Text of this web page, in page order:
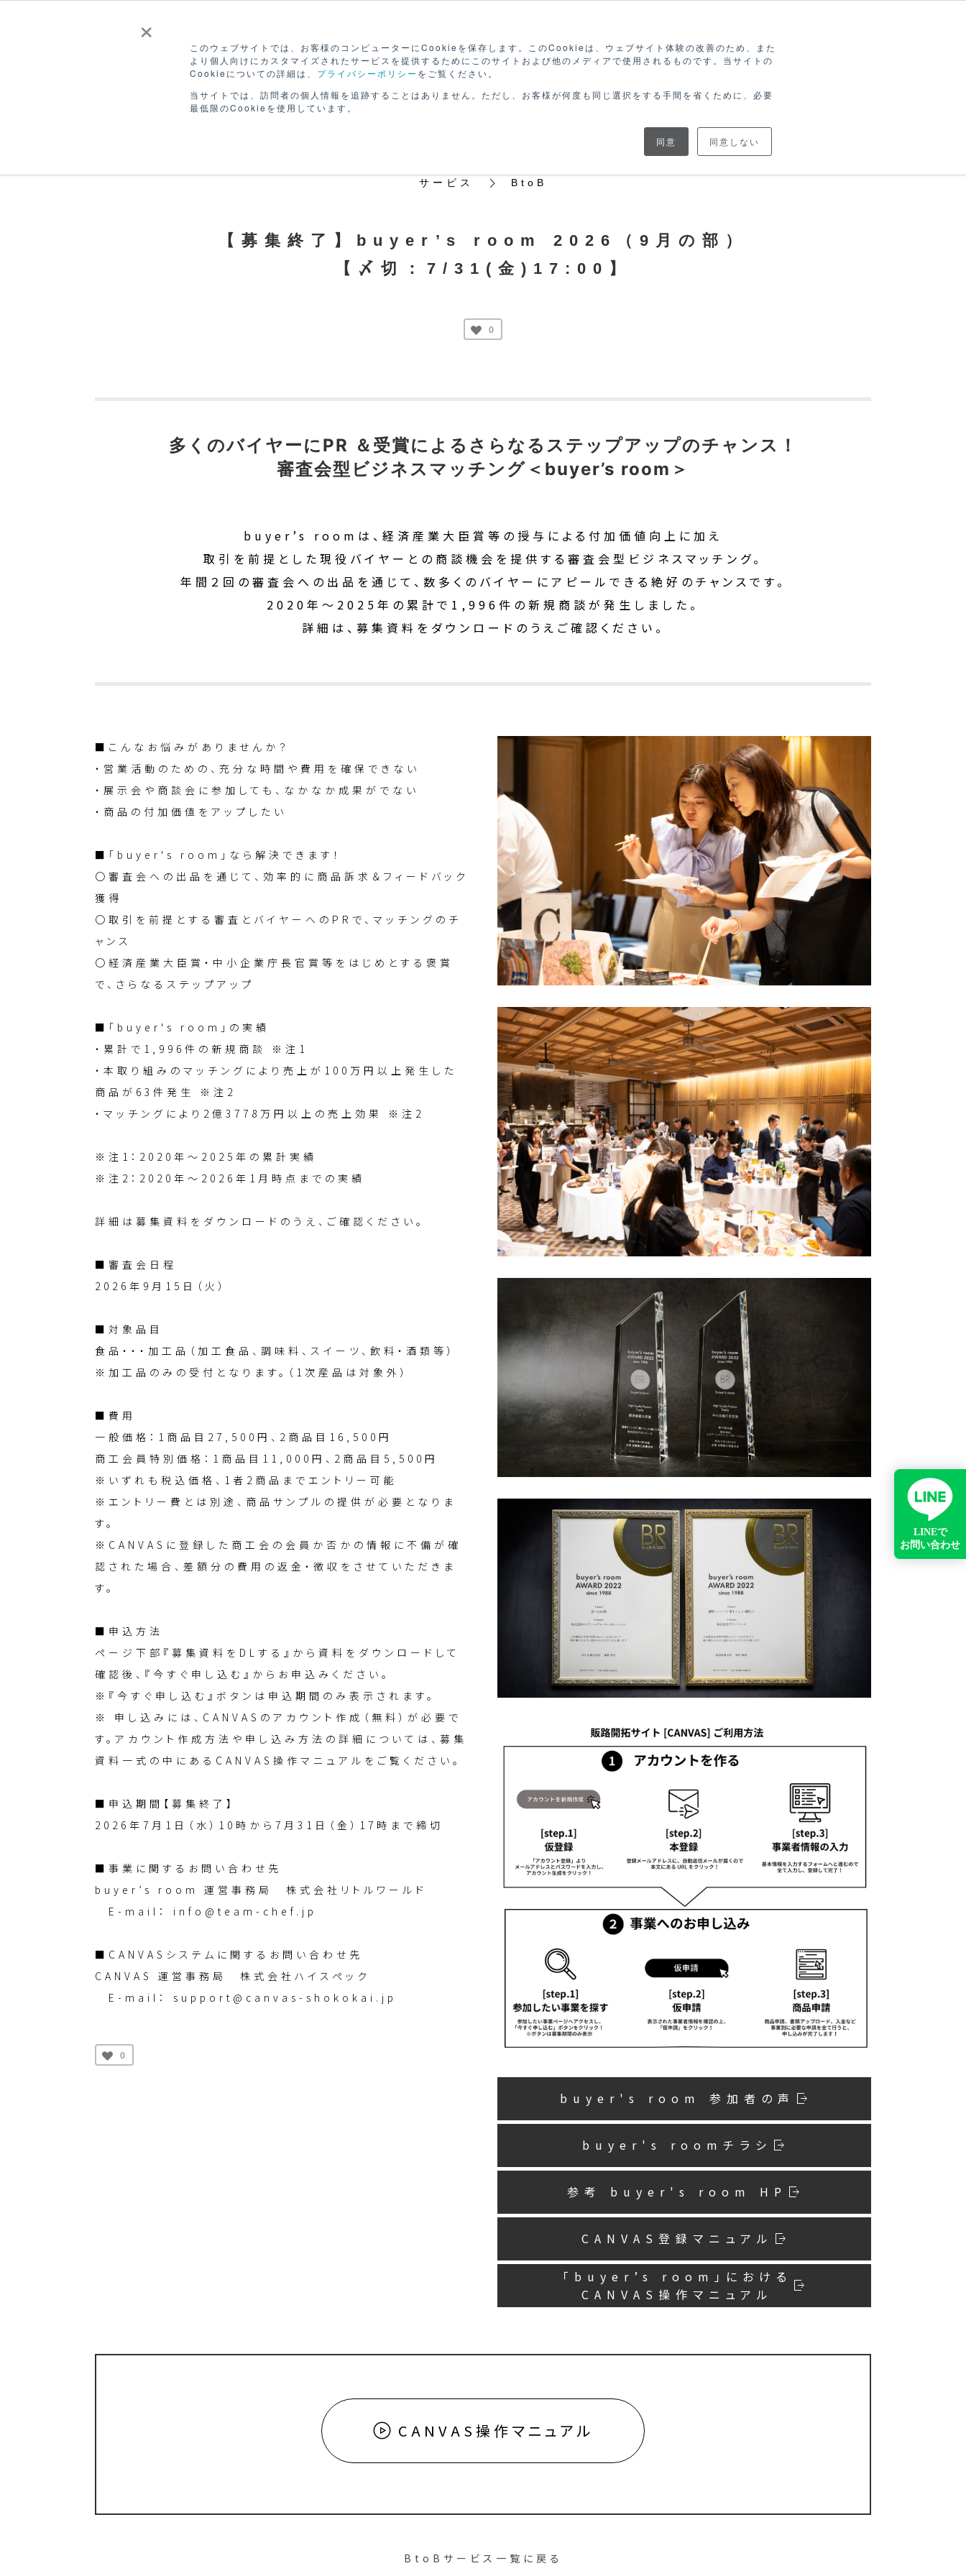
×
このウェブサイトでは、お客様のコンピューターにCookieを保存します。このCookieは、ウェブサイト体験の改善のため、また
より個人向けにカスタマイズされたサービスを提供するためにこのサイトおよび他のメディアで使用されるものです。当サイトの
Cookieについての詳細は、 プライバシーポリシー をご覧ください。
当サイトでは、訪問者の個人情報を追跡することはありません。ただし、お客様が何度も同じ選択をする手間を省くために、必要
最低限のCookieを使用しています。
同意 同意しない
CANVASを
つかう
販路を
ひろげる
セミナーで
学ぶ
学ぶ
パートナー
学ぶ
サービス BtoB
【募集終了】buyer’s room 2026（9月の部）
【〆切：7/31(金)17:00】
0
多くのバイヤーにPR ＆受賞によるさらなるステップアップのチャンス！
審査会型ビジネスマッチング＜buyer’s room＞
buyer’s roomは、経済産業大臣賞等の授与による付加価値向上に加え
取引を前提とした現役バイヤーとの商談機会を提供する審査会型ビジネスマッチング。
年間２回の審査会への出品を通じて、数多くのバイヤーにアピールできる絶好のチャンスです。
2020年～2025年の累計で1,996件の新規商談が発生しました。
詳細は、募集資料をダウンロードのうえご確認ください。
■こんなお悩みがありませんか？
・営業活動のための、充分な時間や費用を確保できない
・展示会や商談会に参加しても、なかなか成果がでない
・商品の付加価値をアップしたい
■「buyer's room」なら解決できます！
〇審査会への出品を通じて、効率的に商品訴求＆フィードバック
獲得
〇取引を前提とする審査とバイヤーへのPRで、マッチングのチ
ャンス
〇経済産業大臣賞・中小企業庁長官賞等をはじめとする褒賞
で、さらなるステップアップ
■「buyer's room」の実績
・累計で1,996件の新規商談 ※注1
・本取り組みのマッチングにより売上が100万円以上発生した
商品が63件発生 ※注2
・マッチングにより2億3778万円以上の売上効果 ※注2
※注1：2020年～2025年の累計実績
※注2：2020年～2026年1月時点までの実績
詳細は募集資料をダウンロードのうえ、ご確認ください。
■審査会日程
2026年9月15日（火）
■対象品目
食品・・・加工品（加工食品、調味料、スイーツ、飲料・酒類等）
※加工品のみの受付となります。（1次産品は対象外）
■費用
一般価格：1商品目27,500円、2商品目16,500円
商工会員特別価格：1商品目11,000円、2商品目5,500円
※いずれも税込価格、1者2商品までエントリー可能
※エントリー費とは別途、商品サンプルの提供が必要となりま
す。
※CANVASに登録した商工会の会員か否かの情報に不備が確
認された場合、差額分の費用の返金・徴収をさせていただきま
す。
■申込方法
ページ下部『募集資料をDLする』から資料をダウンロードして
確認後、『今すぐ申し込む』からお申込みください。
※『今すぐ申し込む』ボタンは申込期間のみ表示されます。
※ 申し込みには、CANVASのアカウント作成（無料）が必要で
す。アカウント作成方法や申し込み方法の詳細については、募集
資料一式の中にあるCANVAS操作マニュアルをご覧ください。
■申込期間【募集終了】
2026年7月1日（水）10時から7月31日（金）17時まで締切
■事業に関するお問い合わせ先
buyer’s room 運営事務局 株式会社リトルワールド
E-mail： info@team-chef.jp
■CANVASシステムに関するお問い合わせ先
CANVAS 運営事務局 株式会社ハイスペック
E-mail： support@canvas-shokokai.jp
0
buyer's room 参加者の声
buyer's roomチラシ
参考 buyer's room HP
CANVAS登録マニュアル
「buyer’s room」における
CANVAS操作マニュアル
CANVAS操作マニュアル
BtoBサービス一覧に戻る